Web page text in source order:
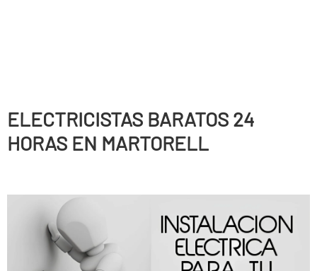
ELECTRICISTAS BARATOS 24
HORAS EN MARTORELL